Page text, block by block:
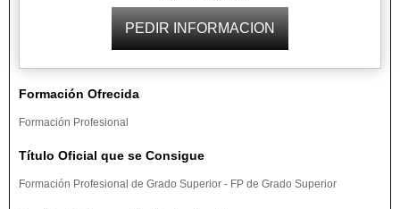
Formación Ofrecida
Formación Profesional
Título Oficial que se Consigue
Formación Profesional de Grado Superior - FP de Grado Superior